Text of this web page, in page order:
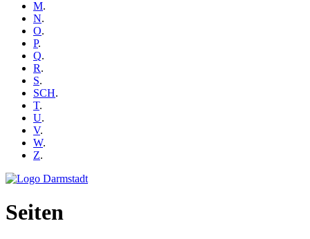
M.
N.
O.
P.
Q.
R.
S.
SCH.
T.
U.
V.
W.
Z.
Seiten